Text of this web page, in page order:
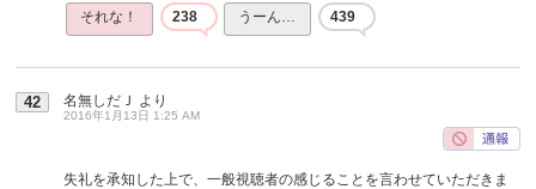
それな！ 238 うーん… 439
42 名無しだＪ より
2016年1月13日 1:25 AM
失礼を承知した上で、一般視聴者の感じることを言わせていただきま